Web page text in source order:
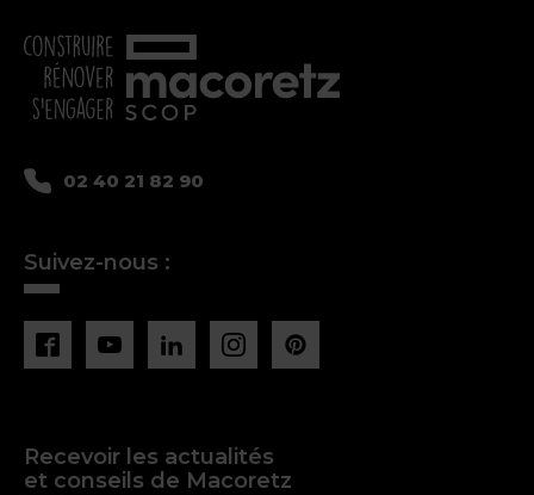
02 40 21 82 90
Suivez-nous :
Recevoir les actualités
et conseils de Macoretz